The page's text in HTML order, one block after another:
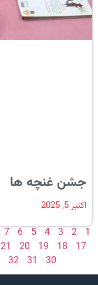
جشن غنچه ها
اکتبر 5, 2025
1
2
3
4
5
6
7
17
18
19
20
21
30
31
32